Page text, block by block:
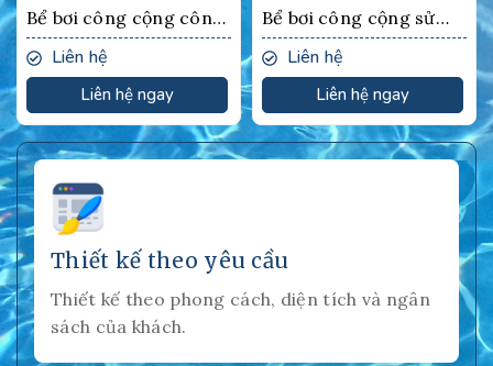
Bể bơi công cộng công
nghệ truyền thống có
sử dụng hóa chất
Liên hệ
Liên hệ ngay
Bể bơi công cộng sử
dụng công nghệ điện
phân
Liên hệ
Liên hệ ngay
Thiết kế theo yêu cầu
Thiết kế theo phong cách, diện tích và ngân
sách của khách.